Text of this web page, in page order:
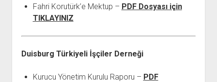
Fahri Korutürk’e Mektup – PDF Dosyası için
TIKLAYINIZ
Duisburg Türkiyeli İşçiler Derneği
Kurucu Yönetim Kurulu Raporu – PDF